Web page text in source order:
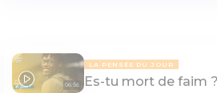
06:56
LA PENSÉE DU JOUR
Es-tu mort de faim ?